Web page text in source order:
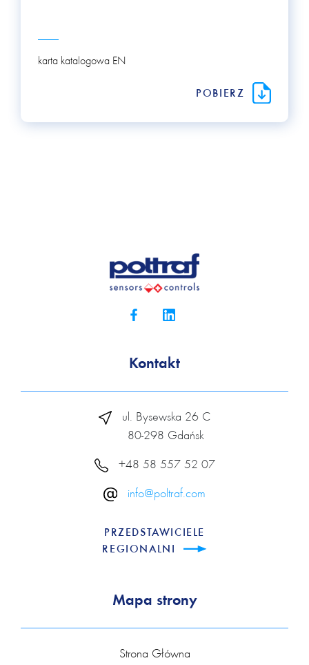
karta katalogowa EN
POBIERZ
Kontakt
ul. Bysewska 26 C
80-298 Gdańsk
+48 58 557 52 07
info@poltraf.com
PRZEDSTAWICIELE
REGIONALNI
Mapa strony
Strona Główna